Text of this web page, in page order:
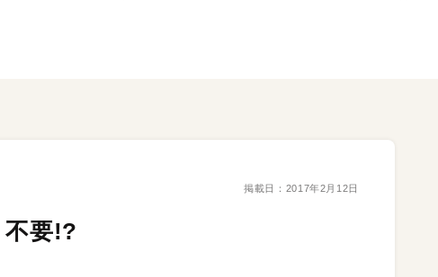
掲載日： 2017年2月12日
要!?